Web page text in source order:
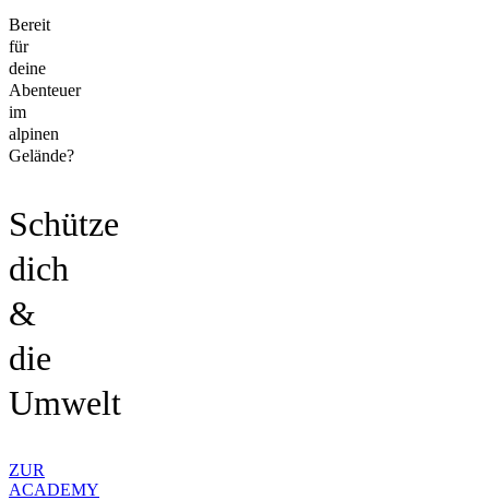
Bereit
für
deine
Abenteuer
im
alpinen
Gelände?
Schütze
dich
&
die
Umwelt
ZUR
ACADEMY